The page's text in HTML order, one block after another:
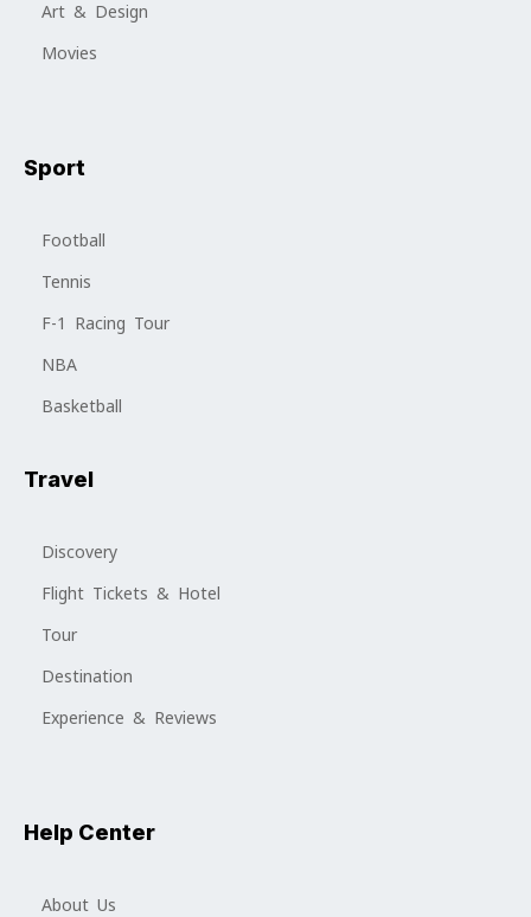
Art & Design
Movies
Sport
Football
Tennis
F-1 Racing Tour
NBA
Basketball
Travel
Discovery
Flight Tickets & Hotel
Tour
Destination
Experience & Reviews
Help Center
About Us